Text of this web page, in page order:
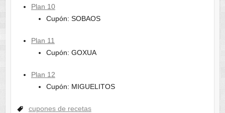
Plan 10
Cupón: SOBAOS
Plan 11
Cupón: GOXUA
Plan 12
Cupón: MIGUELITOS
cupones de recetas